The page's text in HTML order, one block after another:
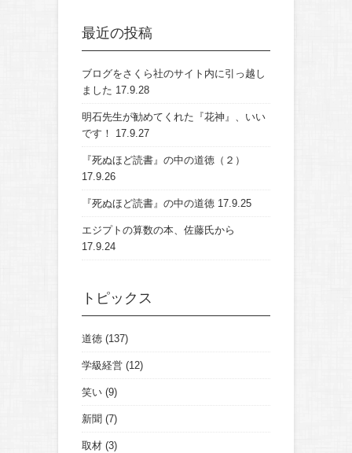
最近の投稿
ブログをさくら社のサイト内に引っ越し
ました 17.9.28
明石先生が勧めてくれた『花神』、いい
です！
17.9.27
『死ぬほど読書』の中の道徳（２）
17.9.26
『死ぬほど読書』の中の道徳 17.9.25
エジプトの算数の本、佐藤氏から
17.9.24
トピックス
道徳 (137)
学級経営 (12)
笑い (9)
新聞 (7)
取材 (3)